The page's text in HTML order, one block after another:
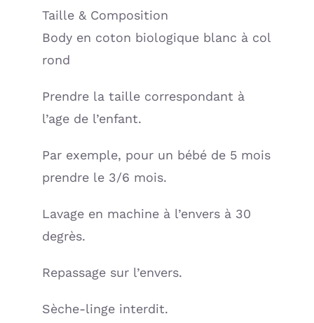
Taille & Composition
Body en coton biologique blanc à col
rond
Prendre la taille correspondant à
l’age de l’enfant.
Par exemple, pour un bébé de 5 mois
prendre le 3/6 mois.
Lavage en machine à l’envers à 30
degrès.
Repassage sur l’envers.
Sèche-linge interdit.